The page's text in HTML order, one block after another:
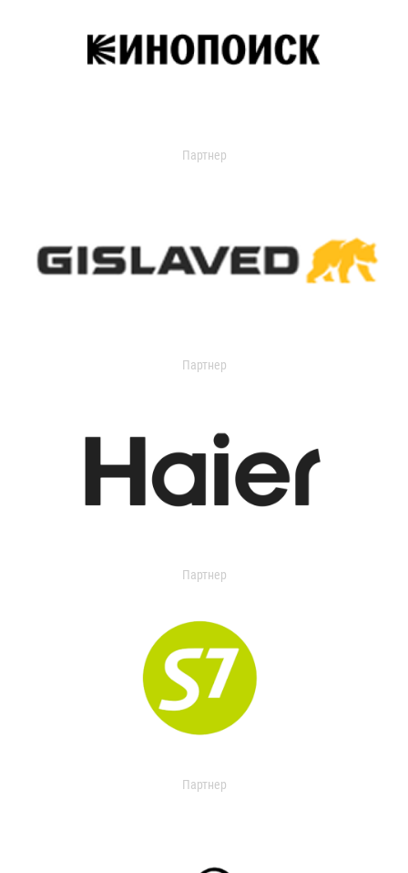
Партнер
Партнер
Партнер
Партнер